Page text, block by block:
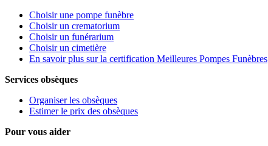
Choisir une pompe funèbre
Choisir un crematorium
Choisir un funérarium
Choisir un cimetière
En savoir plus sur la certification Meilleures Pompes Funèbres
Services obsèques
Organiser les obsèques
Estimer le prix des obsèques
Pour vous aider